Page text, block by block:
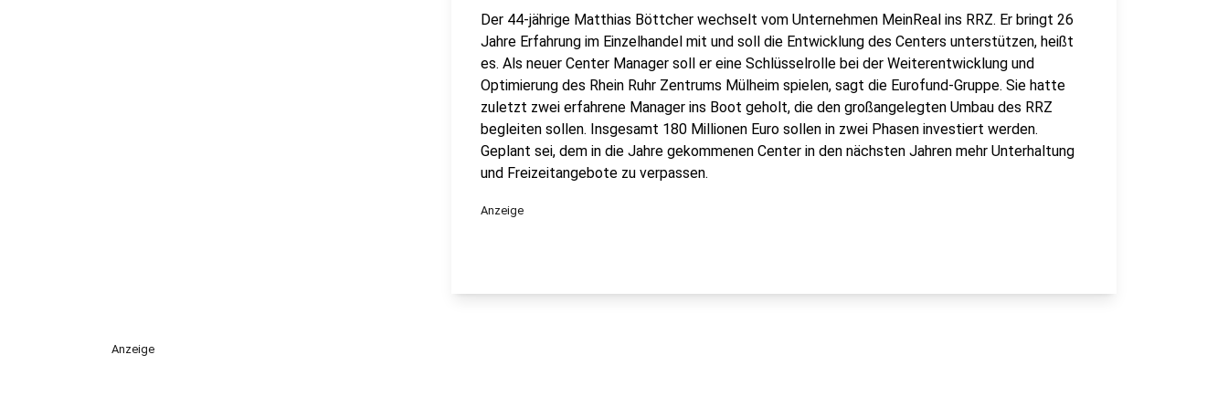
Der 44-jährige Matthias Böttcher wechselt vom Unternehmen MeinReal ins RRZ. Er bringt 26
Jahre Erfahrung im Einzelhandel mit und soll die Entwicklung des Centers unterstützen, heißt
es. Als neuer Center Manager soll er eine Schlüsselrolle bei der Weiterentwicklung und
Optimierung des Rhein Ruhr Zentrums Mülheim spielen, sagt die Eurofund-Gruppe. Sie hatte
zuletzt zwei erfahrene Manager ins Boot geholt, die den großangelegten Umbau des RRZ
begleiten sollen. Insgesamt 180 Millionen Euro sollen in zwei Phasen investiert werden.
Geplant sei, dem in die Jahre gekommenen Center in den nächsten Jahren mehr Unterhaltung
und Freizeitangebote zu verpassen.
Anzeige
Anzeige